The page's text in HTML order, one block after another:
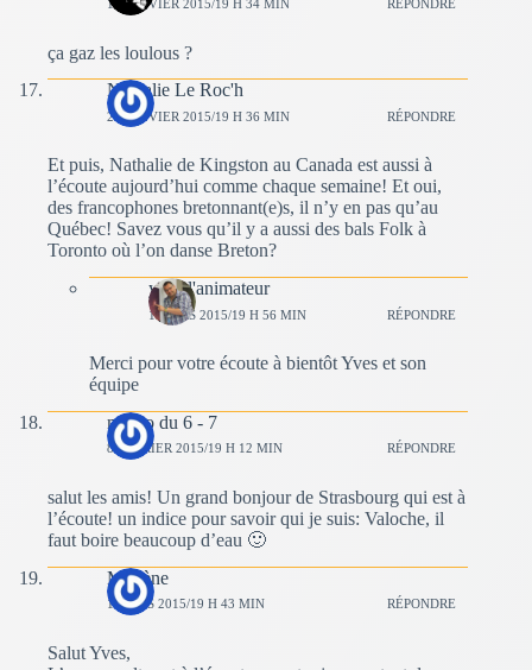
11 JANVIER 2015/19 H 34 MIN RÉPONDRE
ça gaz les loulous ?
Nathalie Le Roc'h
25 JANVIER 2015/19 H 36 MIN RÉPONDRE
Et puis, Nathalie de Kingston au Canada est aussi à
l’écoute aujourd’hui comme chaque semaine! Et oui,
des francophones bretonnant(e)s, il n’y en pas qu’au
Québec! Savez vous qu’il y a aussi des bals Folk à
Toronto où l’on danse Breton?
yves l'animateur
1 MARS 2015/19 H 56 MIN RÉPONDRE
Merci pour votre écoute à bientôt Yves et son
équipe
momo du 6 - 7
8 FÉVRIER 2015/19 H 12 MIN RÉPONDRE
salut les amis! Un grand bonjour de Strasbourg qui est à
l’écoute! un indice pour savoir qui je suis: Valoche, il
faut boire beaucoup d’eau 🙂
Marlène
1 MARS 2015/19 H 43 MIN RÉPONDRE
Salut Yves,